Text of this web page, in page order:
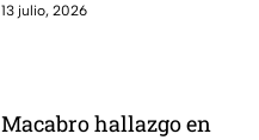
Mexicali que podría estar
13 julio, 2026
Macabro hallazgo en